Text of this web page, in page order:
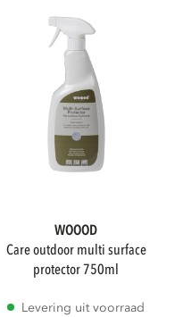
WOOOD
care outdoor multi surface
protector 750ml
Levering uit voorraad